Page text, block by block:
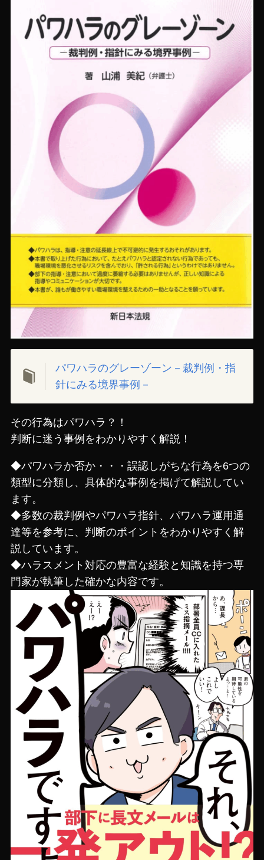
パワハラのグレーゾーン－裁判例・指
針にみる境界事例－
その行為はパワハラ？！
判断に迷う事例をわかりやすく解説！
◆パワハラか否か・・・誤認しがちな行為を6つの
類型に分類し、具体的な事例を掲げて解説してい
ます。
◆多数の裁判例やパワハラ指針、パワハラ運用通
達等を参考に、判断のポイントをわかりやすく解
説しています。
◆ハラスメント対応の豊富な経験と知識を持つ専
門家が執筆した確かな内容です。